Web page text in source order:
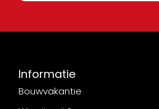
Informatie
Bouwvakantie